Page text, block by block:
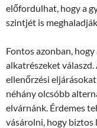
előfordulhat, hogy a
szintjét is
Fontos azonban,
alkatrészeket
ellenőrzési
néhány olcsóbb
elvárnánk. Érdemes
vásárolni, hogy biztos